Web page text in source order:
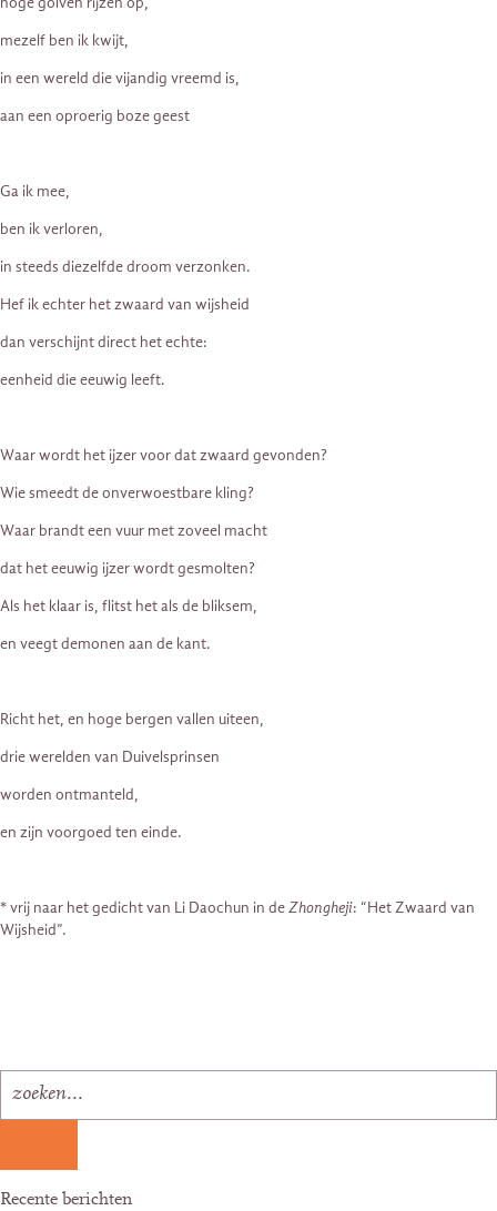
mezelf ben ik kwijt,
in een wereld die vijandig vreemd is,
aan een oproerig boze geest
Ga ik mee,
ben ik verloren,
in steeds diezelfde droom verzonken.
Hef ik echter het zwaard van wijsheid
dan verschijnt direct het echte:
eenheid die eeuwig leeft.
Waar wordt het ijzer voor dat zwaard gevonden?
Wie smeedt de onverwoestbare kling?
Waar brandt een vuur met zoveel macht
dat het eeuwig ijzer wordt gesmolten?
Als het klaar is, flitst het als de bliksem,
en veegt demonen aan de kant.
Richt het, en hoge bergen vallen uiteen,
drie werelden van Duivelsprinsen
worden ontmanteld,
en zijn voorgoed ten einde.
* vrij naar het gedicht van Li Daochun in deZhongheji: “Het Zwaard van
Wijsheid”.
Recente berichten